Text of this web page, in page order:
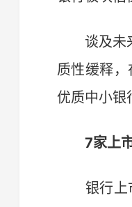
谈及未来
质性缓释
优质中小银
7家上市
银行上市